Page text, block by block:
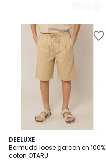
DEELUXE
Bermuda loose garcon en 100%
coton OTARU